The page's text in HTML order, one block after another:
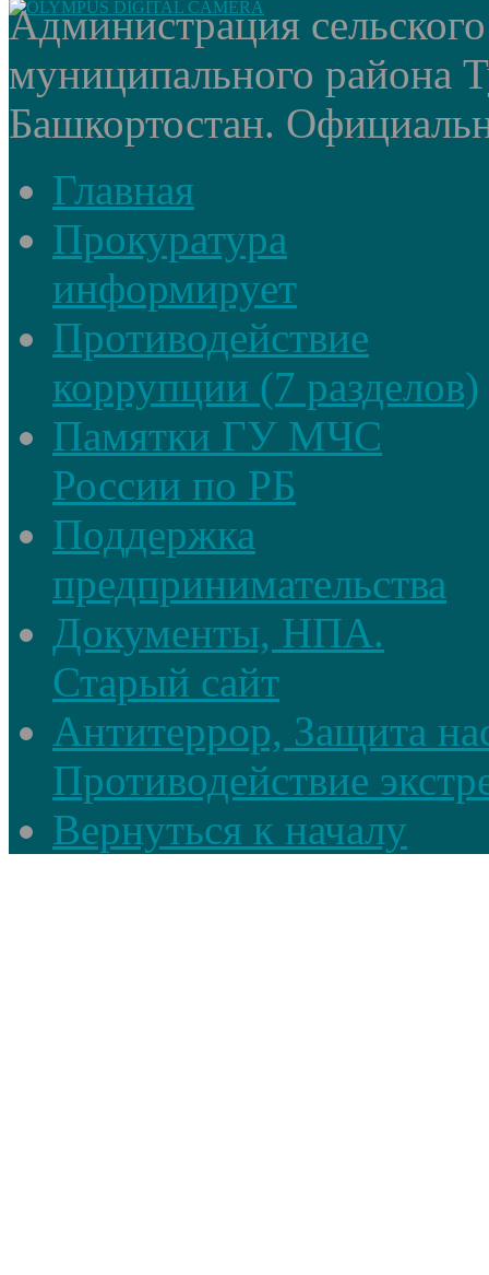
Администрация
муниципального района
Башкортостан.
Главная
Прокуратура
информирует
Противодействие
коррупции (7 разделов)
Памятки ГУ МЧС
России по РБ
Поддержка
предпринимательства
Документы, НПА.
Старый сайт
Антитеррор, Защита
Противодействие
Вернуться к началу